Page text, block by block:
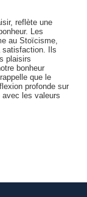
reflète une
Les
au Stoïcisme,
satisfaction. Ils
plaisirs
bonheur
que le
profonde sur
avec les valeurs